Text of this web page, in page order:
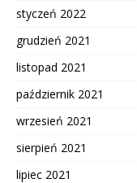
styczeń 2022
grudzień 2021
listopad 2021
październik 2021
wrzesień 2021
sierpień 2021
lipiec 2021